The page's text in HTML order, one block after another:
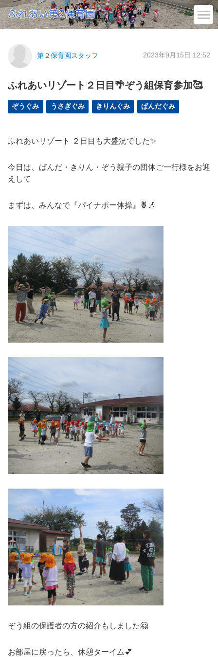
第２保育園スタッフ 2023年9月15日 12:52
ふれあいリゾート２日目🌴ぞう組保育参加🥰
ぞうぐみ うさぎぐみ きりんぐみ ぱんだぐみ
ふれあいリゾート ２日目も大盛況でした✨
今日は、ぱんだ・きりん・ぞう親子の団体ご一行様をお迎
えして
まずは、みんなで『パイナポー体操』🍍🎶
ぞう組の保護者の方の紹介もしました🤗
お部屋に戻ったら、休憩ターイム💕